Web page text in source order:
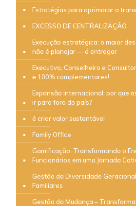
Estratégias para aprimorar a
EXCESSO DE CENTRALIZAÇÃO
Execução estratégica: o maior
não é planejar — é entregar
Executivo, Conselheiro e
e 100% complementares!
Expansão internacional: por que
ir para fora do país?
é criar valor sustentável
Family Office
Gamificação: Transformando o
Funcionários em uma Jornada
Gestão da Diversidade
Familiares
Gestão da Mudança –